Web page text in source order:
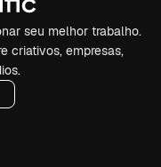
seu melhor trabalho.
criativos, empresas,